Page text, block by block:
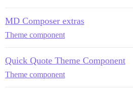
MD Composer extras
Theme component
Quick Quote Theme Component
Theme component